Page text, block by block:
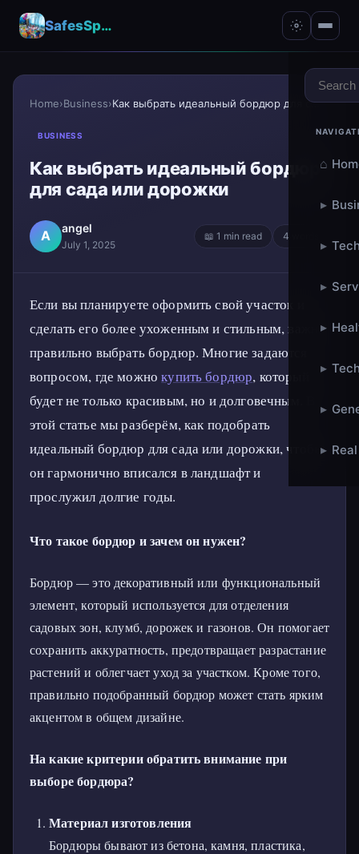
SafesSpace – A Secure Place for Growth & Support
⌂
▸
▸
▸
▸
▸
▸
▸
Home›Business› Как выбрать идеальный бордюр для сада или дорожки
BUSINESS
Как выбрать идеальный бордюр
для сада или дорожки
A angel
July 1, 2025
📖 1 min read 4 words
Если вы планируете оформить свой участок и
сделать его более ухоженным и стильным, важно
правильно выбрать бордюр. Многие задаются
вопросом, где можнокупить бордюр, который
будет не только красивым, но и долговечным. В
этой статье мы разберём, как подобрать
идеальный бордюр для сада или дорожки, чтобы
он гармонично вписался в ландшафт и
прослужил долгие годы.
Что такое бордюр и зачем он нужен?
Бордюр — это декоративный или функциональный
элемент, который используется для отделения
садовых зон, клумб, дорожек и газонов. Он помогает
сохранить аккуратность, предотвращает разрастание
растений и облегчает уход за участком. Кроме того,
правильно подобранный бордюр может стать ярким
акцентом в общем дизайне.
На какие критерии обратить внимание при
выборе бордюра?
Материал изготовления
Бордюры бывают из бетона, камня, пластика,